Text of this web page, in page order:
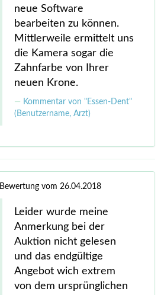
neue Software
bearbeiten zu können.
Mittlerweile ermittelt uns
die Kamera sogar die
Zahnfarbe von Ihrer
neuen Krone.
Kommentar von "Essen-Dent"
(Benutzername, Arzt)
Bewertung vom 26.04.2018
Leider wurde meine
Anmerkung bei der
Auktion nicht gelesen
und das endgültige
Angebot wich extrem
von dem ursprünglichen